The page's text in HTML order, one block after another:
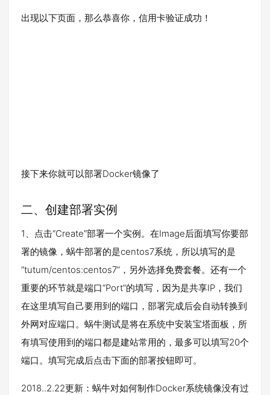
出现以下页面，那么恭喜你，信用卡验证成功！
接下来你就可以部署Docker镜像了
二、创建部署实例
1、点击“Create”部署一个实例。在Image后面填写你要部
署的镜像，蜗牛部署的是centos7系统，所以填写的是
“tutum/centos:centos7”，另外选择免费套餐。还有一个
重要的环节就是端口“Port”的填写，因为是共享IP，我们
在这里填写自己要用到的端口，部署完成后会自动转换到
外网对应端口。蜗牛测试是将在系统中安装宝塔面板，所
有填写使用到的端口都是建站常用的，最多可以填写20个
端口。填写完成后点击下面的部署按钮即可。
2018..2.22更新：蜗牛对如何制作Docker系统镜像没有过